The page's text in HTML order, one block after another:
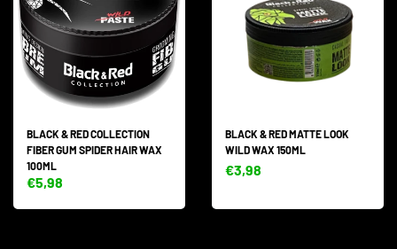
BLACK & RED COLLECTION
FIBER GUM SPIDER HAIR WAX
100ML
€5,98
BLACK & RED MATTE LOOK
WILD WAX 150ML
€3,98